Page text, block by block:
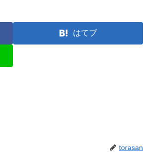
はてブ
torasan